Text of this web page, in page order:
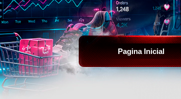
Pagina Inicial